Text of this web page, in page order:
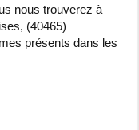
nous trouverez à
(40465)
présents dans les